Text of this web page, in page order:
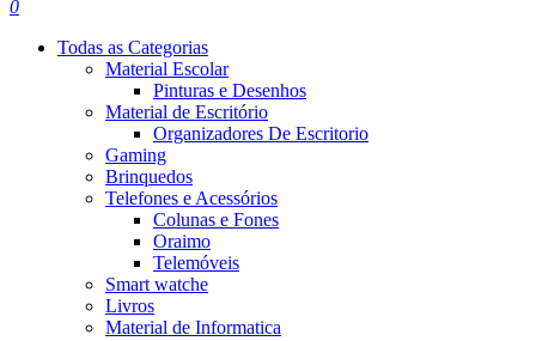
0
Todas as Categorias
Material Escolar
Pinturas e Desenhos
Material de Escritório
Organizadores De Escritorio
Gaming
Brinquedos
Telefones e Acessórios
Colunas e Fones
Oraimo
Telemóveis
Smart watche
Livros
Material de Informatica